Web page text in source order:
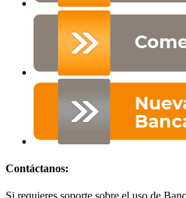
Contáctanos:
Si requieres soporte sobre el uso de